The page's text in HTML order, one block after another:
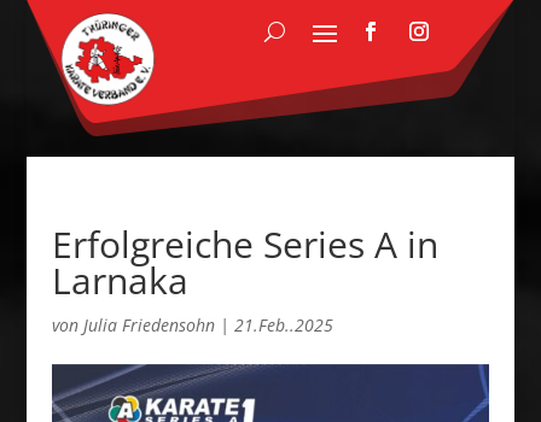
Erfolgreiche Series A in
Larnaka
von Julia Friedensohn| 21.Feb..2025